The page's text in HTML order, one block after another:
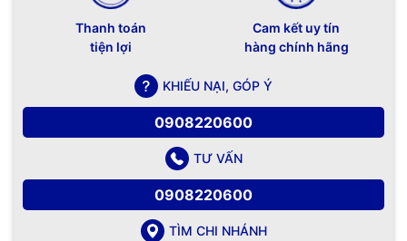
Thanh toán
tiện lợi
Cam kết uy tín
hàng chính hãng
KHIẾU NẠI, GÓP Ý
0908220600
TƯ VẤN
0908220600
TÌM CHI NHÁNH